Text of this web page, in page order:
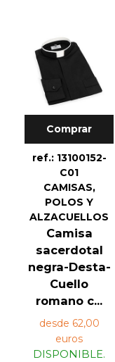
Comprar
ref.: 13100152-
C01
CAMISAS,
POLOS Y
ALZACUELLOS
Camisa
sacerdotal
negra-Desta-
Cuello
romano c...
desde 62,00
euros
DISPONIBLE.